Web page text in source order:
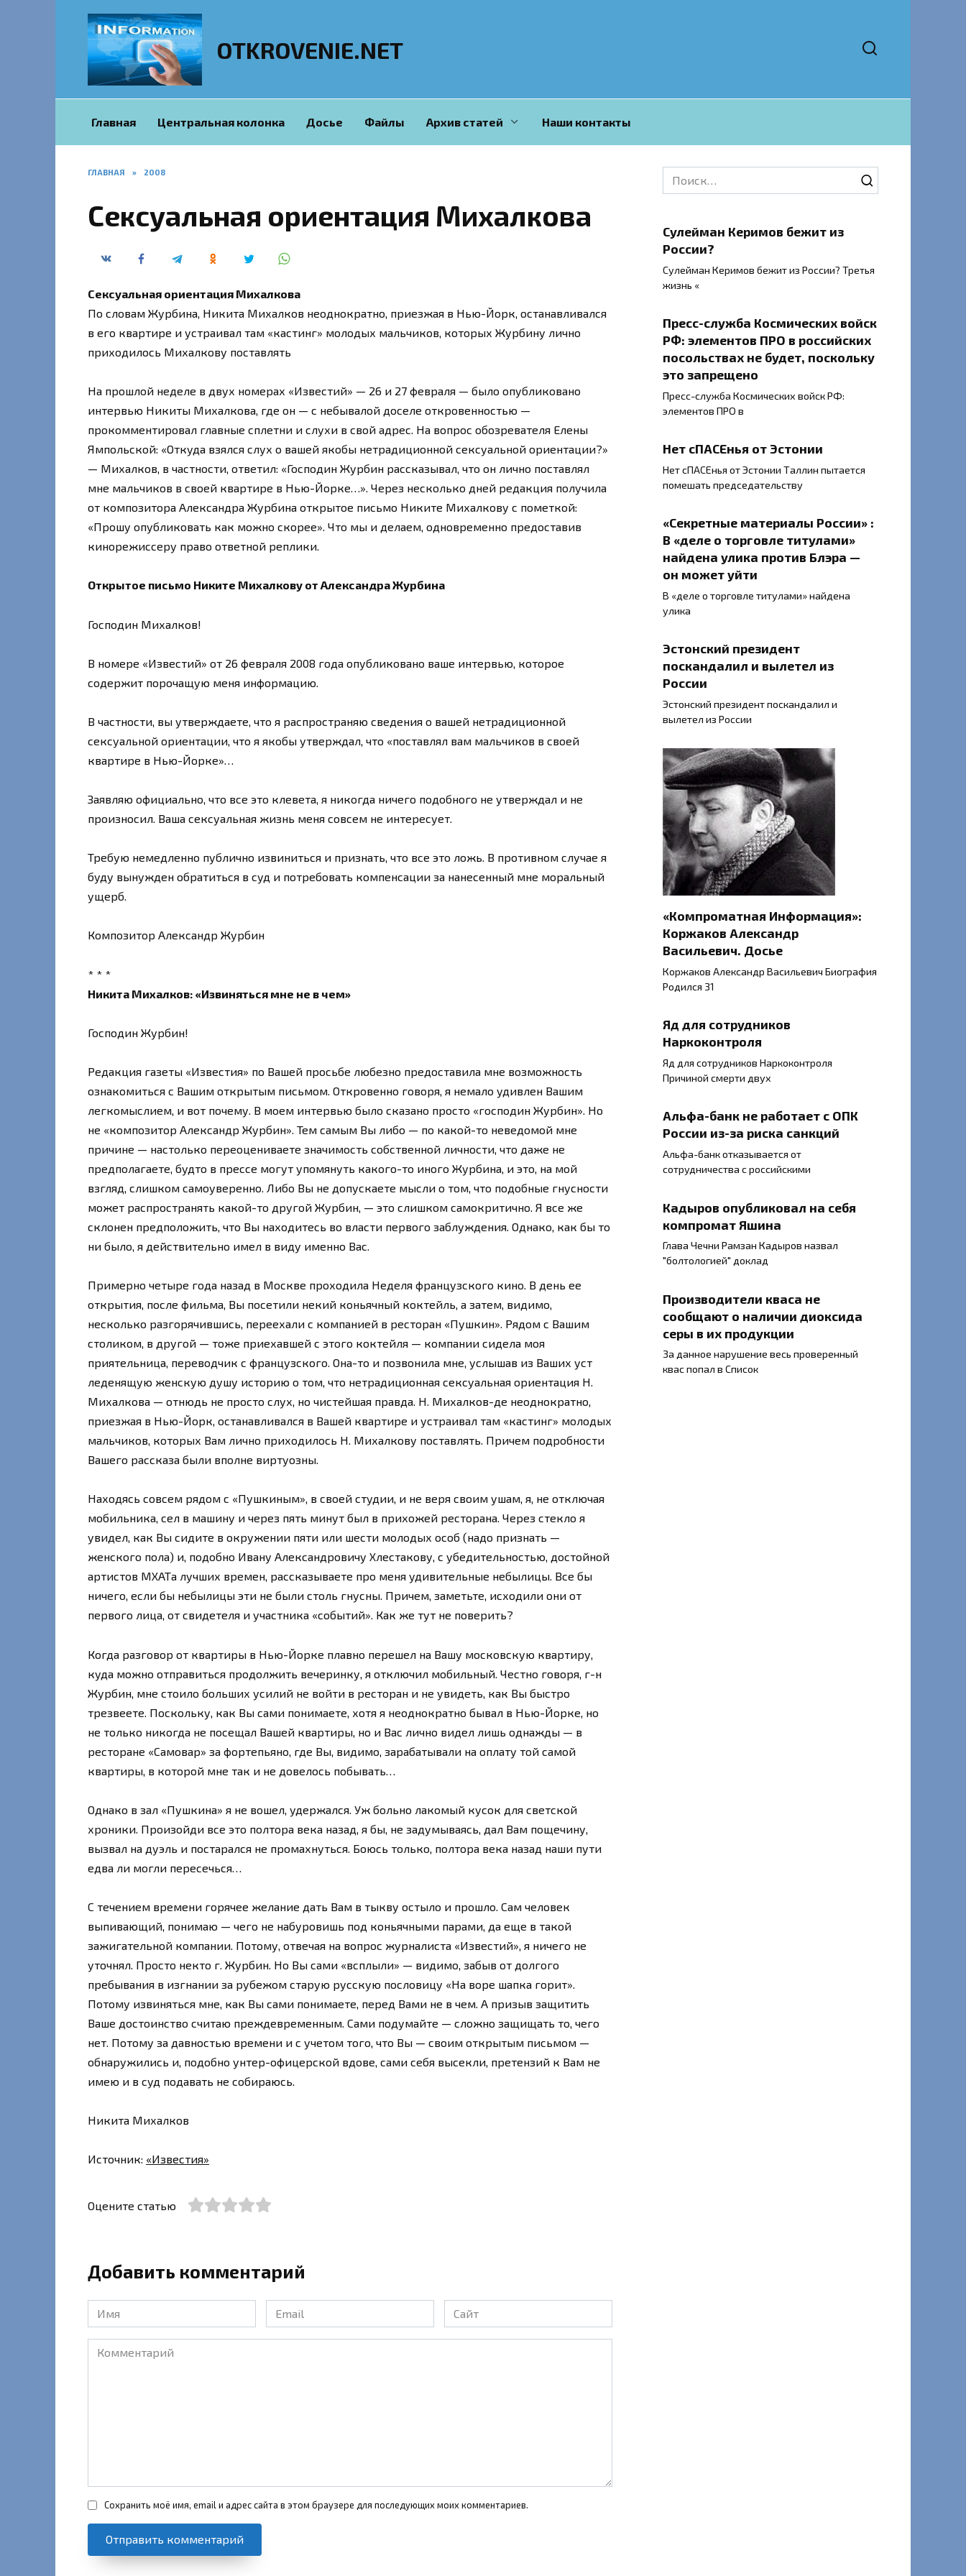
OTKROVENIE.NET
Главная Центральная колонка Досье Файлы Архив статей Наши контакты
ГЛАВНАЯ » 2008
Сексуальная ориентация Михалкова
Сексуальная ориентация Михалкова
По словам Журбина, Никита Михалков неоднократно, приезжая в Нью-Йорк, останавливался
в его квартире и устраивал там «кастинг» молодых мальчиков, которых Журбину лично
приходилось Михалкову поставлять
На прошлой неделе в двух номерах «Известий» — 26 и 27 февраля — было опубликовано
интервью Никиты Михалкова, где он — с небывалой доселе откровенностью —
прокомментировал главные сплетни и слухи в свой адрес. На вопрос обозревателя Елены
Ямпольской: «Откуда взялся слух о вашей якобы нетрадиционной сексуальной ориентации?»
— Михалков, в частности, ответил: «Господин Журбин рассказывал, что он лично поставлял
мне мальчиков в своей квартире в Нью-Йорке…». Через несколько дней редакция получила
от композитора Александра Журбина открытое письмо Никите Михалкову с пометкой:
«Прошу опубликовать как можно скорее». Что мы и делаем, одновременно предоставив
кинорежиссеру право ответной реплики.
Открытое письмо Никите Михалкову от Александра Журбина
Господин Михалков!
В номере «Известий» от 26 февраля 2008 года опубликовано ваше интервью, которое
содержит порочащую меня информацию.
В частности, вы утверждаете, что я распространяю сведения о вашей нетрадиционной
сексуальной ориентации, что я якобы утверждал, что «поставлял вам мальчиков в своей
квартире в Нью-Йорке»…
Заявляю официально, что все это клевета, я никогда ничего подобного не утверждал и не
произносил. Ваша сексуальная жизнь меня совсем не интересует.
Требую немедленно публично извиниться и признать, что все это ложь. В противном случае я
буду вынужден обратиться в суд и потребовать компенсации за нанесенный мне моральный
ущерб.
Композитор Александр Журбин
* * *
Никита Михалков: «Извиняться мне не в чем»
Господин Журбин!
Редакция газеты «Известия» по Вашей просьбе любезно предоставила мне возможность
ознакомиться с Вашим открытым письмом. Откровенно говоря, я немало удивлен Вашим
легкомыслием, и вот почему. В моем интервью было сказано просто «господин Журбин». Но
не «композитор Александр Журбин». Тем самым Вы либо — по какой-то неведомой мне
причине — настолько переоцениваете значимость собственной личности, что даже не
предполагаете, будто в прессе могут упомянуть какого-то иного Журбина, и это, на мой
взгляд, слишком самоуверенно. Либо Вы не допускаете мысли о том, что подобные гнусности
может распространять какой-то другой Журбин, — это слишком самокритично. Я все же
склонен предположить, что Вы находитесь во власти первого заблуждения. Однако, как бы то
ни было, я действительно имел в виду именно Вас.
Примерно четыре года назад в Москве проходила Неделя французского кино. В день ее
открытия, после фильма, Вы посетили некий коньячный коктейль, а затем, видимо,
несколько разгорячившись, переехали с компанией в ресторан «Пушкин». Рядом с Вашим
столиком, в другой — тоже приехавшей с этого коктейля — компании сидела моя
приятельница, переводчик с французского. Она-то и позвонила мне, услышав из Ваших уст
леденящую женскую душу историю о том, что нетрадиционная сексуальная ориентация Н.
Михалкова — отнюдь не просто слух, но чистейшая правда. Н. Михалков-де неоднократно,
приезжая в Нью-Йорк, останавливался в Вашей квартире и устраивал там «кастинг» молодых
мальчиков, которых Вам лично приходилось Н. Михалкову поставлять. Причем подробности
Вашего рассказа были вполне виртуозны.
Находясь совсем рядом с «Пушкиным», в своей студии, и не веря своим ушам, я, не отключая
мобильника, сел в машину и через пять минут был в прихожей ресторана. Через стекло я
увидел, как Вы сидите в окружении пяти или шести молодых особ (надо признать —
женского пола) и, подобно Ивану Александровичу Хлестакову, с убедительностью, достойной
артистов МХАТа лучших времен, рассказываете про меня удивительные небылицы. Все бы
ничего, если бы небылицы эти не были столь гнусны. Причем, заметьте, исходили они от
первого лица, от свидетеля и участника «событий». Как же тут не поверить?
Когда разговор от квартиры в Нью-Йорке плавно перешел на Вашу московскую квартиру,
куда можно отправиться продолжить вечеринку, я отключил мобильный. Честно говоря, г-н
Журбин, мне стоило больших усилий не войти в ресторан и не увидеть, как Вы быстро
трезвеете. Поскольку, как Вы сами понимаете, хотя я неоднократно бывал в Нью-Йорке, но
не только никогда не посещал Вашей квартиры, но и Вас лично видел лишь однажды — в
ресторане «Самовар» за фортепьяно, где Вы, видимо, зарабатывали на оплату той самой
квартиры, в которой мне так и не довелось побывать…
Однако в зал «Пушкина» я не вошел, удержался. Уж больно лакомый кусок для светской
хроники. Произойди все это полтора века назад, я бы, не задумываясь, дал Вам пощечину,
вызвал на дуэль и постарался не промахнуться. Боюсь только, полтора века назад наши пути
едва ли могли пересечься…
С течением времени горячее желание дать Вам в тыкву остыло и прошло. Сам человек
выпивающий, понимаю — чего не набуровишь под коньячными парами, да еще в такой
зажигательной компании. Потому, отвечая на вопрос журналиста «Известий», я ничего не
уточнял. Просто некто г. Журбин. Но Вы сами «всплыли» — видимо, забыв от долгого
пребывания в изгнании за рубежом старую русскую пословицу «На воре шапка горит».
Потому извиняться мне, как Вы сами понимаете, перед Вами не в чем. А призыв защитить
Ваше достоинство считаю преждевременным. Сами подумайте — сложно защищать то, чего
нет. Потому за давностью времени и с учетом того, что Вы — своим открытым письмом —
обнаружились и, подобно унтер-офицерской вдове, сами себя высекли, претензий к Вам не
имею и в суд подавать не собираюсь.
Никита Михалков
Источник: «Известия»
Оцените статью
Добавить комментарий
Имя
*
Email
*
Сайт
Комментарий
Сохранить моё имя, email и адрес сайта в этом браузере для последующих моих комментариев.
Search
for:
Сулейман Керимов бежит из
России?
Сулейман Керимов бежит из России? Третья
жизнь «
Пресс-служба Космических войск
РФ: элементов ПРО в российских
посольствах не будет, поскольку
это запрещено
Пресс-служба Космических войск РФ:
элементов ПРО в
Нет сПАСЕнья от Эстонии
Нет сПАСЕнья от Эстонии Таллин пытается
помешать председательству
«Секретные материалы России» :
В «деле о торговле титулами»
найдена улика против Блэра —
он может уйти
В «деле о торговле титулами» найдена
улика
Эстонский президент
поскандалил и вылетел из
России
Эстонский президент поскандалил и
вылетел из России
«Компроматная Информация»:
Коржаков Александр
Васильевич. Досье
Коржаков Александр Васильевич Биография
Родился 31
Яд для сотрудников
Наркоконтроля
Яд для сотрудников Наркоконтроля
Причиной смерти двух
Альфа-банк не работает с ОПК
России из-за риска санкций
Альфа-банк отказывается от
сотрудничества с российскими
Кадыров опубликовал на себя
компромат Яшина
Глава Чечни Рамзан Кадыров назвал
"болтологией" доклад
Производители кваса не
сообщают о наличии диоксида
серы в их продукции
За данное нарушение весь проверенный
квас попал в Список